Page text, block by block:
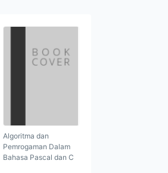
Algoritma dan
Pemrogaman Dalam
Bahasa Pascal dan C